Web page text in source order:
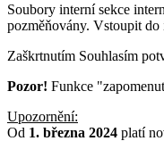
Soubory interní sekce
pozměňovány. Vstoupit
Zaškrtnutím Souhlasím
Pozor! Funkce
Upozornění:
Od 1. března 2024 platí